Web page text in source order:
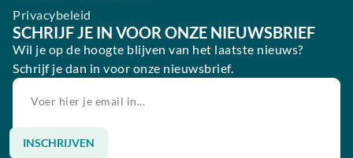
Privacybeleid
SCHRIJF JE IN VOOR ONZE NIEUWSBRIEF
Wil je op de hoogte blijven van het laatste nieuws?
Schrijf je dan in voor onze nieuwsbrief.
INSCHRIJVEN